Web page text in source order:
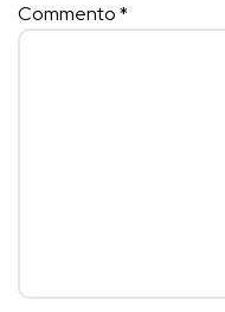
Commento*